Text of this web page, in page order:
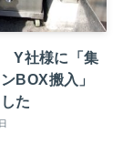
Y社様に「集
BOX搬入」
た